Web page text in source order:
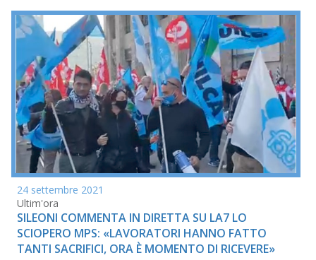
24 settembre 2021
Ultim'ora
SILEONI COMMENTA IN DIRETTA SU LA7 LO
SCIOPERO MPS: «LAVORATORI HANNO FATTO
TANTI SACRIFICI, ORA È MOMENTO DI RICEVERE»